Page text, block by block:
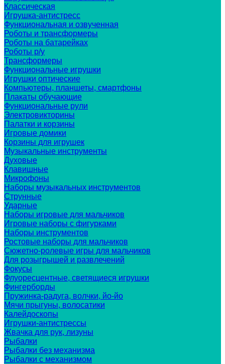
Классическая
Игрушка-антистресс
Функциональная и озвученная
Роботы и трансформеры
Роботы на батарейках
Роботы р/у
Трансформеры
Функциональные игрушки
Игрушки оптические
Компьютеры, планшеты, смартфоны
Плакаты обучающие
Функциональные рули
Электровикторины
Палатки и корзины
Игровые домики
Корзины для игрушек
Музыкальные инструменты
Духовые
Клавишные
Микрофоны
Наборы музыкальных инструментов
Струнные
Ударные
Наборы игровые для мальчиков
Игровые наборы с фигурками
Наборы инструментов
Ростовые наборы для мальчиков
Сюжетно-ролевые игры для мальчиков
Для розыгрышей и развлечений
Фокусы
Флуоресцентные, светящиеся игрушки
Фингерборды
Пружинка-радуга, волчки, йо-йо
Мячи прыгуны, волосатики
Калейдоскопы
Игрушки-антистрессы
Жвачка для рук, лизуны
Рыбалки
Рыбалки без механизма
Рыбалки с механизмом